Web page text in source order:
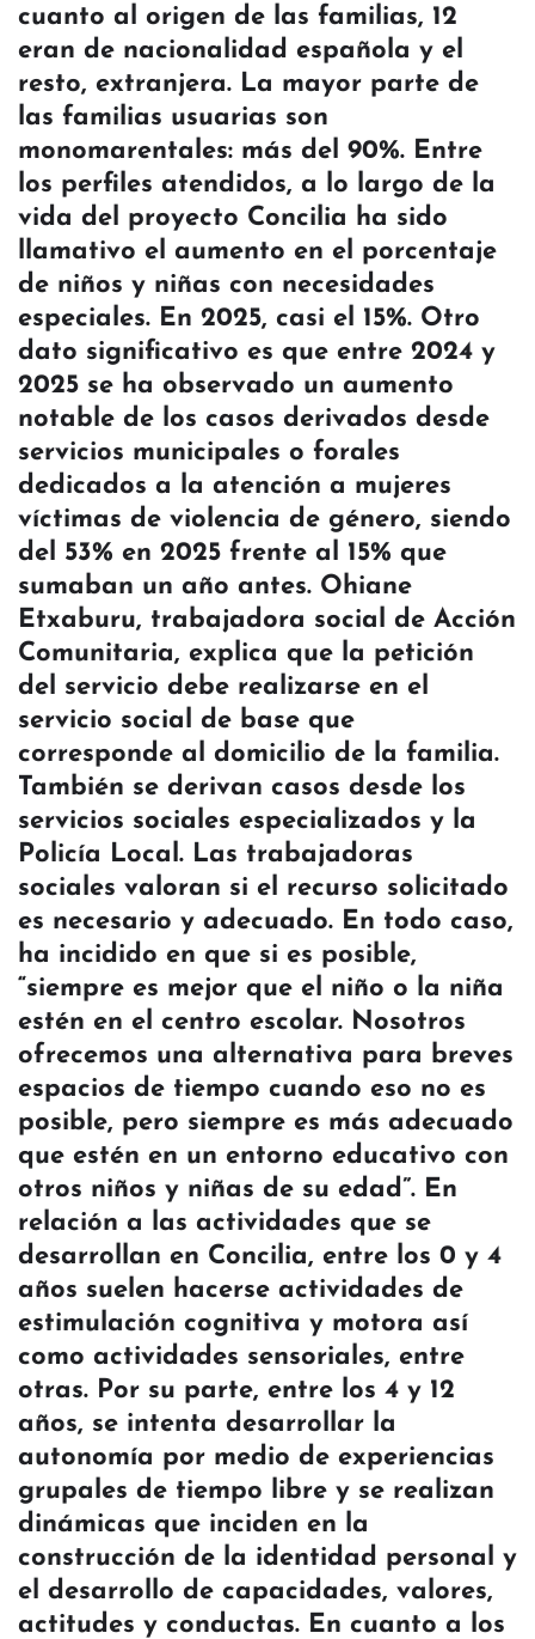
cuanto al origen de las familias, 12
eran de nacionalidad española y el
resto, extranjera. La mayor parte de
las familias usuarias son
monomarentales: más del 90%. Entre
los perfiles atendidos, a lo largo de la
vida del proyecto Concilia ha sido
llamativo el aumento en el porcentaje
de niños y niñas con necesidades
especiales. En 2025, casi el 15%. Otro
dato significativo es que entre 2024 y
2025 se ha observado un aumento
notable de los casos derivados desde
servicios municipales o forales
dedicados a la atención a mujeres
víctimas de violencia de género, siendo
del 53% en 2025 frente al 15% que
sumaban un año antes. Ohiane
Etxaburu, trabajadora social de Acción
Comunitaria, explica que la petición
del servicio debe realizarse en el
servicio social de base que
corresponde al domicilio de la familia.
También se derivan casos desde los
servicios sociales especializados y la
Policía Local. Las trabajadoras
sociales valoran si el recurso solicitado
es necesario y adecuado. En todo caso,
ha incidido en que si es posible,
“siempre es mejor que el niño o la niña
estén en el centro escolar. Nosotros
ofrecemos una alternativa para breves
espacios de tiempo cuando eso no es
posible, pero siempre es más adecuado
que estén en un entorno educativo con
otros niños y niñas de su edad”. En
relación a las actividades que se
desarrollan en Concilia, entre los 0 y 4
años suelen hacerse actividades de
estimulación cognitiva y motora así
como actividades sensoriales, entre
otras. Por su parte, entre los 4 y 12
años, se intenta desarrollar la
autonomía por medio de experiencias
grupales de tiempo libre y se realizan
dinámicas que inciden en la
construcción de la identidad personal y
el desarrollo de capacidades, valores,
actitudes y conductas. En cuanto a los